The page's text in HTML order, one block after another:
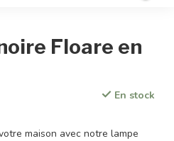
Floare en
En stock
maison avec notre lampe